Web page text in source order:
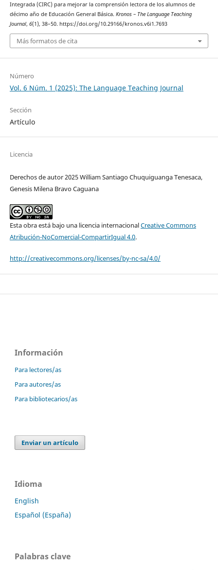
Integrada (CIRC) para mejorar la comprensión lectora de los alumnos de
décimo año de Educación General Básica. Kronos – The Language Teaching
Journal, 6(1), 38–50. https://doi.org/10.29166/kronos.v6i1.7693
Más formatos de cita
Número
Vol. 6 Núm. 1 (2025): The Language Teaching Journal
Sección
Artículo
Licencia
Derechos de autor 2025 William Santiago Chuquiguanga Tenesaca,
Genesis Milena Bravo Caguana
Esta obra está bajo una licencia internacionalCreative Commons
Atribución-NoComercial-CompartirIgual 4.0.
http://creativecommons.org/licenses/by-nc-sa/4.0/
Información
Para lectores/as
Para autores/as
Para bibliotecarios/as
Enviar un artículo
Idioma
English
Español (España)
Palabras clave